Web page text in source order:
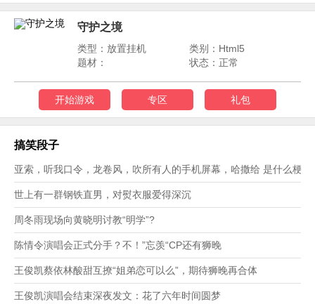
守护之境
类型：放置挂机
类别：Html5
题材：
状态：正常
开始游戏 专区 礼包
搞笑段子
亚索，听我口令，龙卷风，吹所有人的手机屏幕，哈撒给 是什么梗？
世上有一群钢铁直男，对熨衣服爱得深沉
周冬雨现场向黄晓明讨教“明学”?
陈情令演唱会正式分手？不！”忘羡“CP还有狮晚
王俊凯蔡依林酸甜互撩“姐弟恋可以么”，期待狮晚再合体
王俊凯演唱会结束深夜发文：花了六年时间圆梦